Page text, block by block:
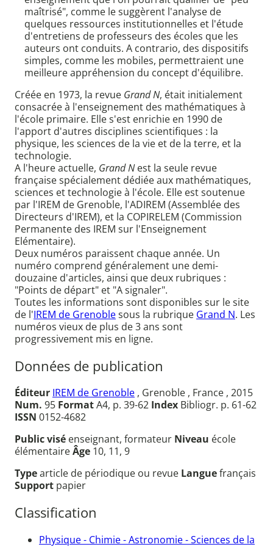
maîtrisé", comme le suggèrent l'analyse de
quelques ressources institutionnelles et l'étude
d'entretiens de professeurs des écoles que les
auteurs ont conduits. A contrario, des dispositifs
simples, comme les mobiles, permettraient une
meilleure appréhension du concept d'équilibre.
Créée en 1973, la revue Grand N, était initialement
consacrée à l'enseignement des mathématiques à
l'école primaire. Elle s'est enrichie en 1990 de
l'apport d'autres disciplines scientifiques : la
physique, les sciences de la vie et de la terre, et la
technologie.
A l'heure actuelle, Grand Nest la seule revue
française spécialement dédiée aux mathématiques,
sciences et technologie à l'école. Elle est soutenue
par l'IREM de Grenoble, l'ADIREM (Assemblée des
Directeurs d'IREM), et la COPIRELEM (Commission
Permanente des IREM sur l'Enseignement
Elémentaire).
Deux numéros paraissent chaque année. Un
numéro comprend généralement une demi-
douzaine d'articles, ainsi que deux rubriques :
"Points de départ" et "A signaler".
Toutes les informations sont disponibles sur le site
de l'IREM de Grenoblesous la rubrique Grand N. Les
numéros vieux de plus de 3 ans sont
progressivement mis en ligne.
Données de publication
Éditeur IREM de Grenoble , Grenoble , France , 2015
Num. 95 FormatA4, p. 39-62 Index Bibliogr. p. 61-62
ISSN 0152-4682
Public visé enseignant, formateur Niveau école
élémentaireÂge 10, 11, 9
Typearticle de périodique ou revue Languefrançais
Support papier
Classification
Physique - Chimie - Astronomie - Sciences de la